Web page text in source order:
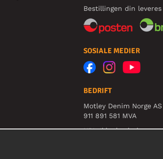
Bestillingen din
SOSIALE MEDIER
BEDRIFT
Motley Denim Norge AS
911 891 581 MVA
NB! Ikke bruk denne